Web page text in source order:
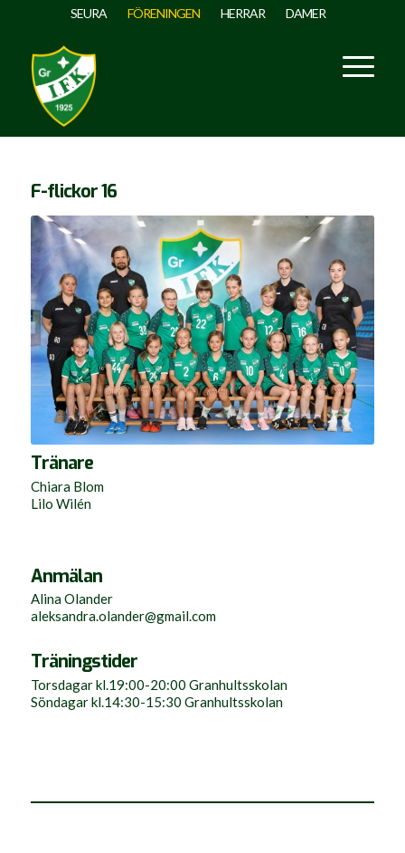
SEURA FÖRENINGEN HERRAR DAMER
F-flickor 16
Tränare
Chiara Blom
Lilo Wilén
Anmälan
Alina Olander
aleksandra.olander@gmail.com
Träningstider
Torsdagar kl.19:00-20:00 Granhultsskolan
Söndagar kl.14:30-15:30 Granhultsskolan